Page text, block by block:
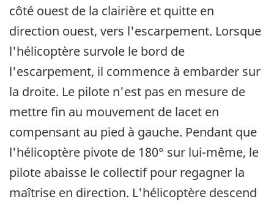
côté ouest de la clairière et quitte en
direction ouest, vers l'escarpement. Lorsque
l'hélicoptère survole le bord de
l'escarpement, il commence à embarder sur
la droite. Le pilote n'est pas en mesure de
mettre fin au mouvement de lacet en
compensant au pied à gauche. Pendant que
l'hélicoptère pivote de 180° sur lui-même, le
pilote abaisse le collectif pour regagner la
maîtrise en direction. L'hélicoptère descend